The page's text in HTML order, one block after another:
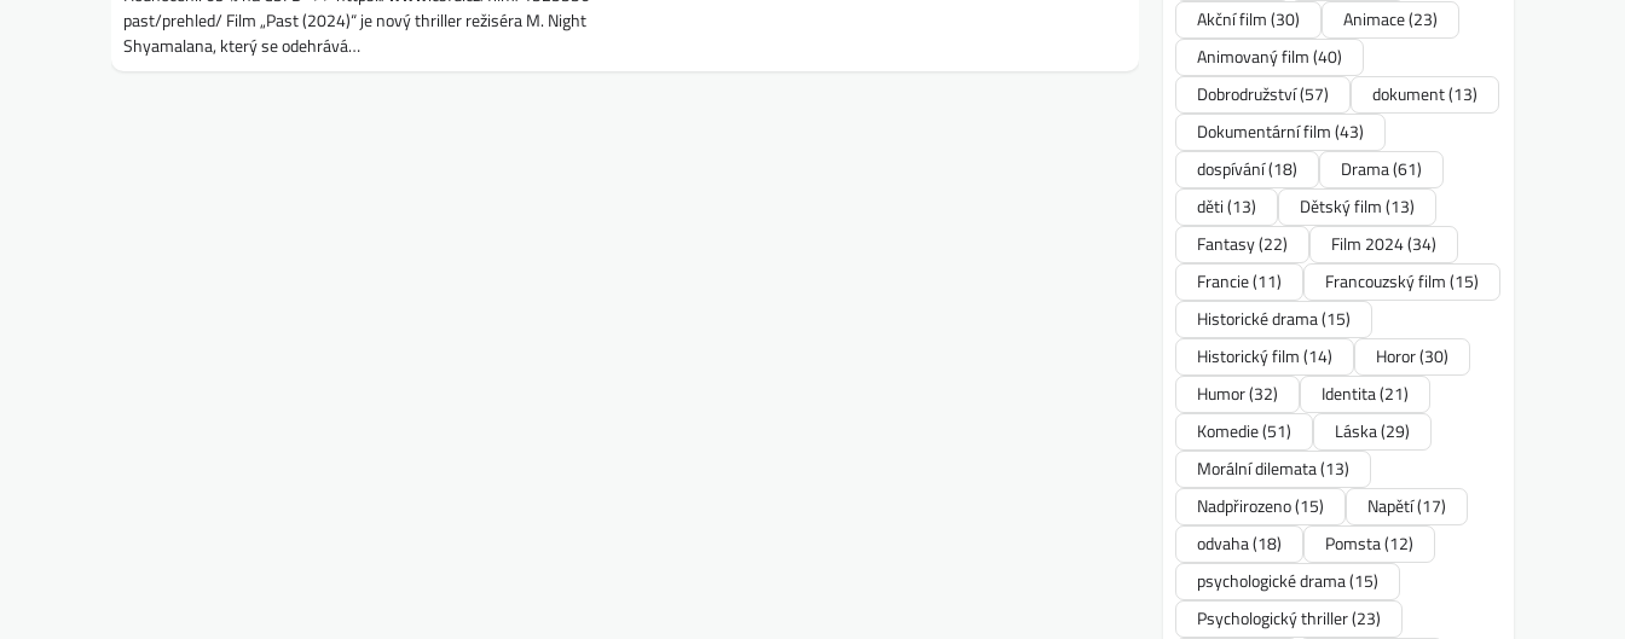
past/prehled/ Film „Past (2024)“ je nový thriller režiséra M. Night
Shyamalana, který se odehrává…
Akční film(30) Animace(23)
Animovaný film(40)
Dobrodružství(57) dokument(13)
Dokumentární film(43)
dospívání(18) Drama(61)
děti(13) Dětský film(13)
Fantasy(22) Film 2024(34)
Francie(11) Francouzský film(15)
Historické drama(15)
Historický film(14) Horor(30)
Humor(32) Identita(21)
Komedie(51) Láska(29)
Morální dilemata(13)
Nadpřirozeno(15) Napětí(17)
odvaha(18) Pomsta(12)
psychologické drama(15)
Psychologický thriller(23)